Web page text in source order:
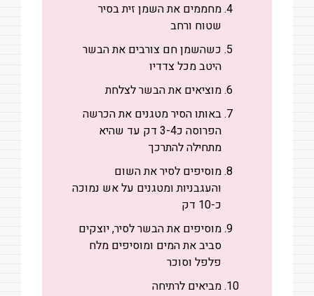
מחממים את השמן זית בסיר
שטוח ורחב
כשהשמן חם צורבים את הבשר
היטב מכל צדדיו
מוציאים את הבשר לצלחת
באותו הסיר מטגנים את הכרשה
הפרוסה כ3-4 דק עד שהיא
מתחילה להתרכך
מוסיפים לסיר את השום
והעגבניות ומטגנים על אש נמוכה
כ-10 דק
מוסיפים את הבשר לסיר, יוצקים
סביב את המים ומוסיפים מלח
פלפל וסוכר
מביאים לרתיחה